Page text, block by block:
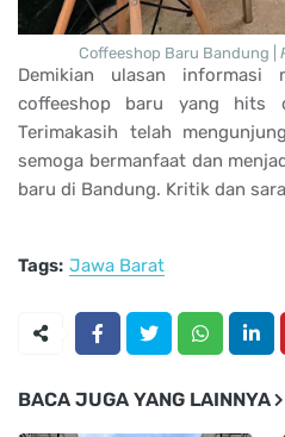
Coffeeshop Baru Bandung |
Demikian ulasan informasi
coffeeshop baru yang hits
Terimakasih telah
semoga bermanfaat dan
baru di Bandung. Kritik dan
Tags: Jawa Barat
BACA JUGA YANG LAINNYA